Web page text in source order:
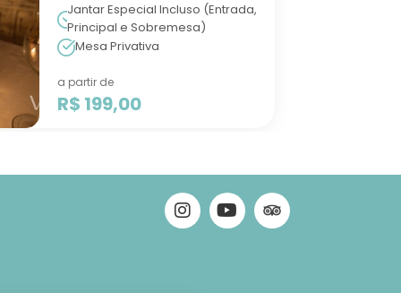
Jantar Especial Incluso (Entrada,
Principal e Sobremesa)
Mesa Privativa
a partir de
R$ 199,00